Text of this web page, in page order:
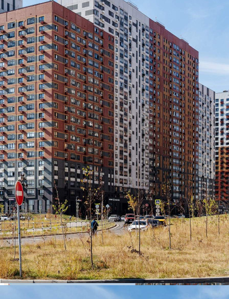
Продажа
Желаемый / подходящий вид деятельности
Не указано
Назначение
Не указано
Размер площади (м2)
3.6
Цена за помещение
423 000 руб.
О помещении